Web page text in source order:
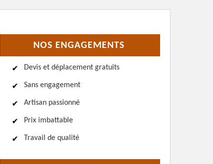
NOS ENGAGEMENTS
Devis et déplacement gratuits
Sans engagement
Artisan passionné
Prix imbattable
Travail de qualité